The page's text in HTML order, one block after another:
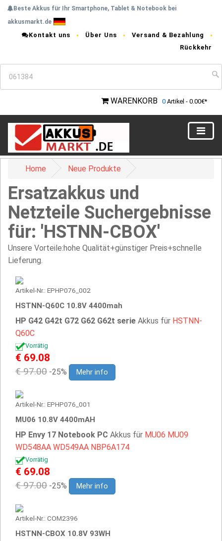
Beste Akkus für Ihr Smartphone, Tablet & Notebook bei
akkusmarkt.de
Kontakt uns Über Uns
Versand & Bezahlung
Rückkehr
WARENKORB 0 Artikel - 0.00€*
Home Neue Produkte
Ersatzakkus und
Netzteile Suchergebnisse
für: 'HSTNN-CBOX'
Unsere Vorteile:hohe Qualität+günstiger Preis+schnelle
Lieferung.
Artikel-Nr.: EPHP076_002
HSTNN-Q60C 10.8V 4400mah
HP G42 G42t G72 G62 G62t serie Akkus für HSTNN-
Q60C
Vorrätig
€ 69.08
€ 97.00 -25% Mehr info
Artikel-Nr.: EPHP076_001
MU06 10.8V 4400mAH
HP Envy 17 Notebook PC Akkus für MU06 MU09
WD548AA WD549AA NBP6A174
Vorrätig
€ 69.08
€ 97.00 -25% Mehr info
Artikel-Nr.: COM2396
HSTNN-CBOX 10.8V 93WH